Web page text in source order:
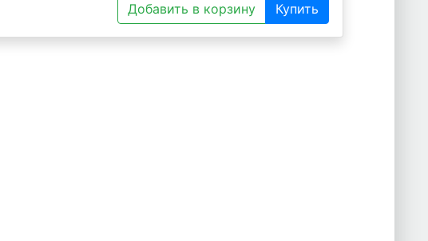
Добавить в корзину Купить